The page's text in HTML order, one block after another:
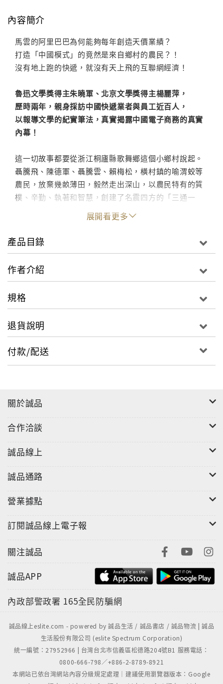
內容簡介
馬雲的阿里巴巴為何能夠每年創造天價業績？
打造「中國模式」的竟然是來自鄉村的農民？！
沒有地上跑的快遞，就沒有天上飛的互聯網經濟！
魯迅文學獎得主朱曉軍、北京文學獎得主楊麗萍，
歷時兩年，親身採訪中國快遞業者與員工近百人，
以報導文學的紀實筆法，真實揭露中國電子商務的真實
內幕！
這一切故事都要從浙江桐廬縣歌舞鄉這個小鄉村說起。
聶騰飛、陳德軍、聶騰雲、賴梅松，橫村鎮的喻渭蛟等
農民，放棄幾畝薄田，毅然走出深山，以農民特有的質
樸、辛勤、執著和智慧，創建了名震四方的「三通一
達」，他們創造了一種全新的互聯網＋快遞營運模式，
結合當時新興的電子商務，徹底改變了中國人的生活。
本書以中國民營快遞公司「三通一達」（申通、圓通、
線，透過紀實生動的筆法，揭示這群農民如何靈活走闖
地盤，在極短時間內迅速成為快遞業的龍頭，創造中國
展開看更多
產品目錄
作者介紹
規格
退貨說明
付款/配送
關於誠品
合作洽談
誠品線上
誠品通路
營業據點
訂閱誠品線上電子報
關注誠品
誠品APP
內政部警政署 165全民防騙網
誠品線上eslite.com - powered by 誠品生活 / 誠品書店 / 誠品物流 | 誠品
生活股份有限公司 (eslite Spectrum Corporation)
統一編號：27952966 | 台灣台北市信義區松德路204號B1 服務電話：
0800-666-798／+886-2-8789-8921
本網站已依台灣網站內容分級規定處理｜建議使用瀏覽器版本：Google